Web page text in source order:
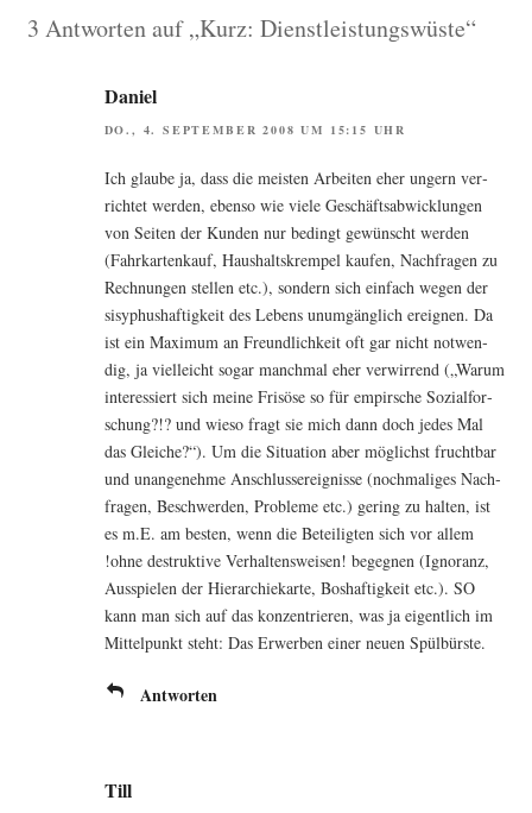
3 Antworten auf „Kurz: Dienstleistungswüste“
Daniel
DO., 4. SEPTEMBER 2008 UM 15:15 UHR
Ich glau­be ja, dass die meis­ten Arbei­ten eher ungern ver­
rich­tet wer­den, eben­so wie vie­le Geschäfts­ab­wick­lun­gen
von Sei­ten der Kun­den nur bedingt gewünscht wer­den
(Fahr­kar­ten­kauf, Haus­halts­krem­pel kau­fen, Nach­fra­gen zu
Rech­nun­gen stel­len etc.), son­dern sich ein­fach wegen der
sisy­phus­haf­tig­keit des Lebens unum­gäng­lich ereig­nen. Da
ist ein Maxi­mum an Freund­lich­keit oft gar nicht not­wen­
dig, ja viel­leicht sogar manch­mal eher ver­wir­rend („War­um
inter­es­siert sich mei­ne Fris­ö­se so für empir­sche Sozi­al­for­
schung?!? und wie­so fragt sie mich dann doch jedes Mal
das Glei­che?“). Um die Situa­ti­on aber mög­lichst frucht­bar
und unan­ge­neh­me Anschluss­ereig­nis­se (noch­ma­li­ges Nach­
fra­gen, Beschwer­den, Pro­ble­me etc.) gering zu hal­ten, ist
es m.E. am bes­ten, wenn die Betei­lig­ten sich vor allem
!ohne destruk­ti­ve Ver­hal­tens­wei­sen! begeg­nen (Igno­ranz,
Aus­spie­len der Hier­ar­chie­kar­te, Bos­haf­tig­keit etc.). SO
kann man sich auf das kon­zen­trie­ren, was ja eigent­lich im
Mit­tel­punkt steht: Das Erwer­ben einer neu­en Spülbürste.
Antworten
Till